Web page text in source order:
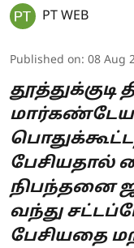
PT WEB
Published on: 08 Aug
தூத்துக்குடி
பேசியதால்
நிபந்தனை
வந்து
பேசியதை